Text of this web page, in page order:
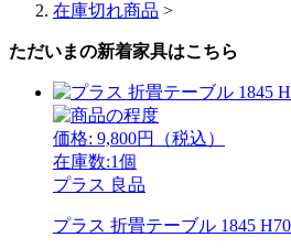
在庫切れ商品 >
ただいまの新着家具はこちら
価格: 9,800円（税込）
在庫数:1個
プラス 良品
プラス 折畳テーブル 1845